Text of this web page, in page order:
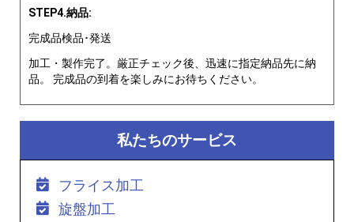
STEP4.納品:
完成品検品･発送
加工・製作完了。厳正チェック後、迅速に指定納品先に納
品。 完成品の到着を楽しみにお待ちください。
私たちのサービス
フライス加工
旋盤加工